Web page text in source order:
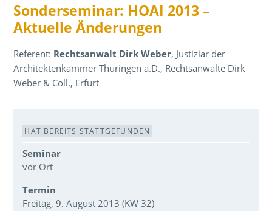
Sonderseminar: HOAI 2013 –
Aktuelle Änderungen
Referent: Rechtsanwalt Dirk Weber, Justiziar der
Architektenkammer Thüringen a.D., Rechtsanwälte Dirk
Weber & Coll., Erfurt
Veranstaltungsdaten
HAT BEREITS STATTGEFUNDEN
Seminar
vor Ort
Termin
Freitag, 9. August 2013 (KW 32)